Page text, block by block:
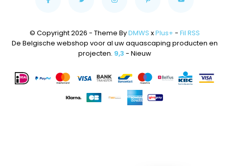
© Copyright 2026 - Theme ByDMWS xPlus+ - Fil RSS
De Belgische webshop voor al uw aquascaping producten en
projecten. 9,3 - Nieuw